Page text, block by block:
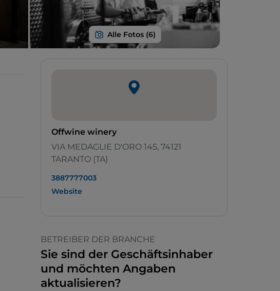
Offwine winery
VIA MEDAGLIE D'ORO 145, 74121
TARANTO (TA)
3887777003
Website
BETREIBER DER BRANCHE
Sie sind der Geschäftsinhaber
und möchten Angaben
aktualisieren?